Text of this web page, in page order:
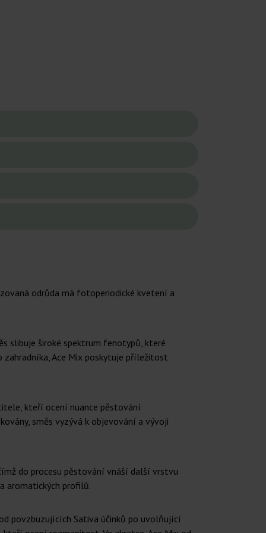
odrůda má fotoperiodické kvetení a
slibuje široké spektrum fenotypů, které
Ace Mix poskytuje příležitost
kteří ocení nuance pěstování
směs vyzývá k objevování a vývoji
do procesu pěstování vnáší další vrstvu
aromatických profilů.
povzbuzujících Sativa účinků po uvolňující